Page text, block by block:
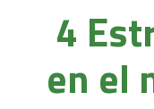
4
en el